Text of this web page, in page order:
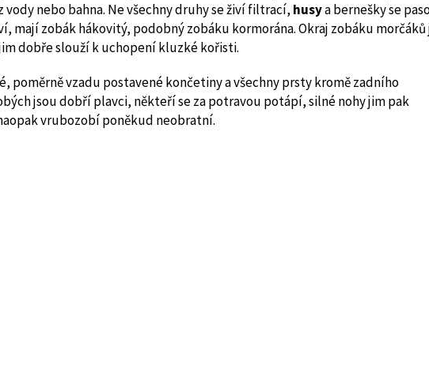
nebo bahna. Ne všechny druhy se živí filtrací, husya bernešky se
mají zobák hákovitý, podobný zobáku kormorána. Okraj zobáku morčáků
dobře slouží k uchopení kluzké kořisti.
poměrně vzadu postavené končetiny a všechny prsty kromě zadního
jsou dobří plavci, někteří se za potravou potápí, silné nohy jim pak
vrubozobí poněkud neobratní.